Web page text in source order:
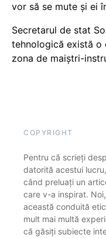
vor să se mute și ei
Secretarul de stat
tehnologică există o
zona de maiștri-
COPYRIGHT
Pentru că scrieți
datorită acestui
când preluați un
care v-a inspirat.
această conduită
mult mai multă
că găsiți subiecte